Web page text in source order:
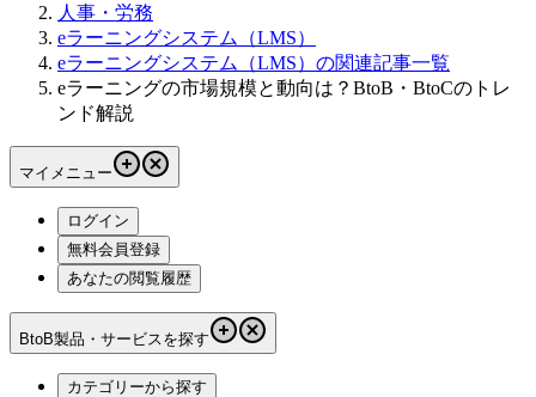
人事・労務
eラーニングシステム（LMS）
eラーニングシステム（LMS）の関連記事一覧
eラーニングの市場規模と動向は？BtoB・BtoCのトレ
ンド解説
マイメニュー
ログイン
無料会員登録
あなたの閲覧履歴
BtoB製品・サービスを探す
カテゴリーから探す